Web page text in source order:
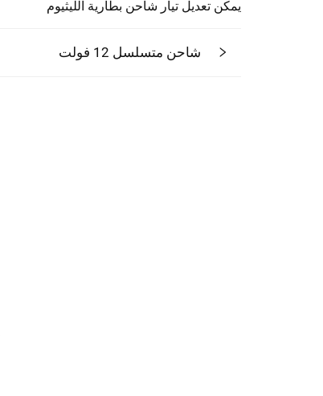
يمكن تعديل تيار شاحن بطارية الليثيوم
شاحن متسلسل 12 فولت